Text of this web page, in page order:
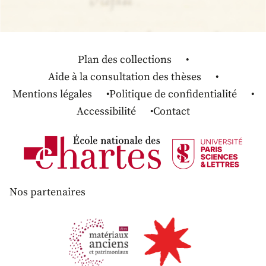
Plan des collections
Aide à la consultation des thèses
Mentions légales
Politique de confidentialité
Accessibilité
Contact
Nos partenaires